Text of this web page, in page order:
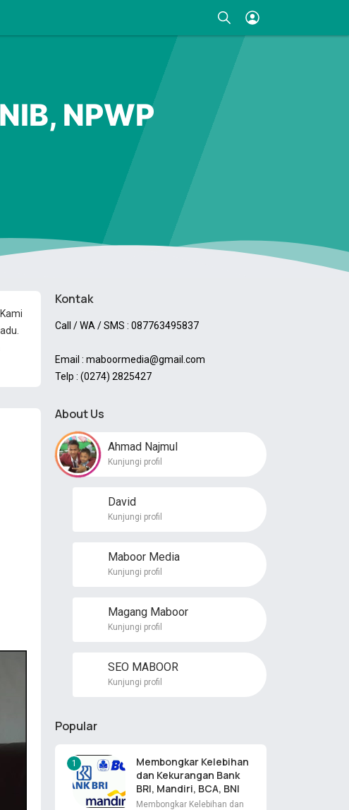
NPWP
Kontak
Call / WA / SMS : 087763495837
Email : maboormedia@gmail.com
Telp : (0274) 2825427
About Us
Ahmad Najmul
Kunjungi profil
David
Kunjungi profil
Maboor Media
Kunjungi profil
Magang Maboor
Kunjungi profil
SEO MABOOR
Kunjungi profil
Popular
Membongkar Kelebihan
dan Kekurangan Bank
BRI, Mandiri, BCA, BNI
Membongkar Kelebihan dan